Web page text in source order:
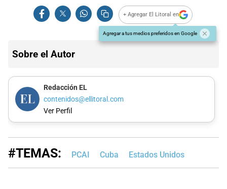
+ Agregar El Litoral en
Agregar a tus medios preferidos en Google
Sobre el Autor
Redacción EL
contenidos@ellitoral.com
Ver Perfil
#TEMAS: PCAI Cuba Estados Unidos